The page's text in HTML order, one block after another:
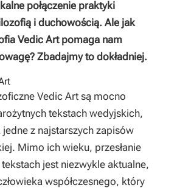
połączenie praktyki
i duchowością. Ale jak
Vedic Art pomaga nam
Zbadajmy to dokładniej.
Vedic Art są mocno
tekstach wedyjskich,
jedne z najstarszych zapisów
Mimo ich wieku, przesłanie
jest niezwykle aktualne,
współczesnego, który